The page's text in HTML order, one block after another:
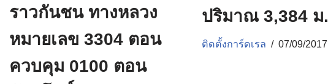
ราวกันชน ทางหลวง
หมายเลข 3304 ตอน
ควบคุม 0100 ตอน
ปริมาณ 3,384 ม.
ติดตั้งการ์ดเรล 07/09/2017